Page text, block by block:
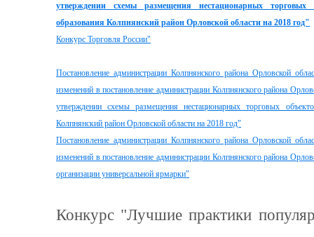
утверждении схемы размещения нестационарных
образования Колпнянский район Орловской области на 2018 год"
Конкурс Торговля России"
Постановление администрации Колпнянского района Орловской
изменений в постановление администрации Колпнянского района
утверждении схемы размещения нестационарных торговых
Колпнянский район Орловской области на 2018 год"
Постановление администрации Колпнянского района Орловской
изменений в постановление администрации Колпнянского района
организации универсальной ярмарки"
Конкурс "Лучшие практики